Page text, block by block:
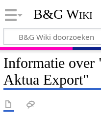
B&G Wiki
Informatie over
Aktua Export"